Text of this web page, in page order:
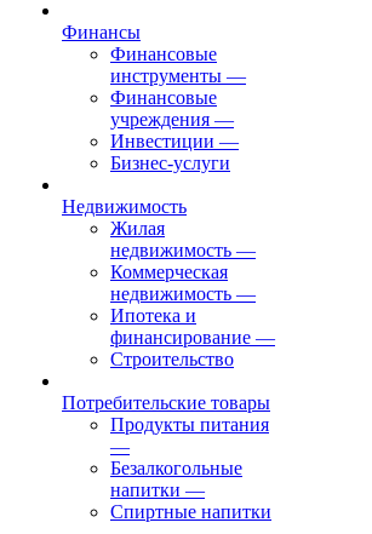
Финансы
Финансовые
инструменты —
Финансовые
учреждения —
Инвестиции —
Бизнес-услуги
Недвижимость
Жилая
недвижимость —
Коммерческая
недвижимость —
Ипотека и
финансирование —
Строительство
Потребительские товары
Продукты питания
—
Безалкогольные
напитки —
Спиртные напитки